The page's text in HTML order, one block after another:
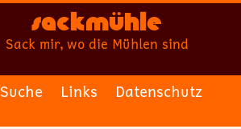
Sackmühle
Sack mir, wo die Mühlen sind
Suche Links
Datenschutz